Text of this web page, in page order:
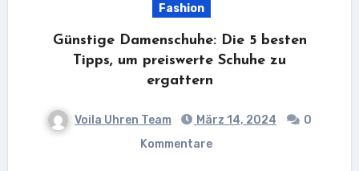
Fashion
Günstige Damenschuhe: Die 5 besten
Tipps, um preiswerte Schuhe zu
ergattern
Voila Uhren Team März 14, 2024
0
Kommentare